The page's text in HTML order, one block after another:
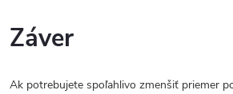
Záver
Ak potrebujete spoľahlivo zmenšiť priemer